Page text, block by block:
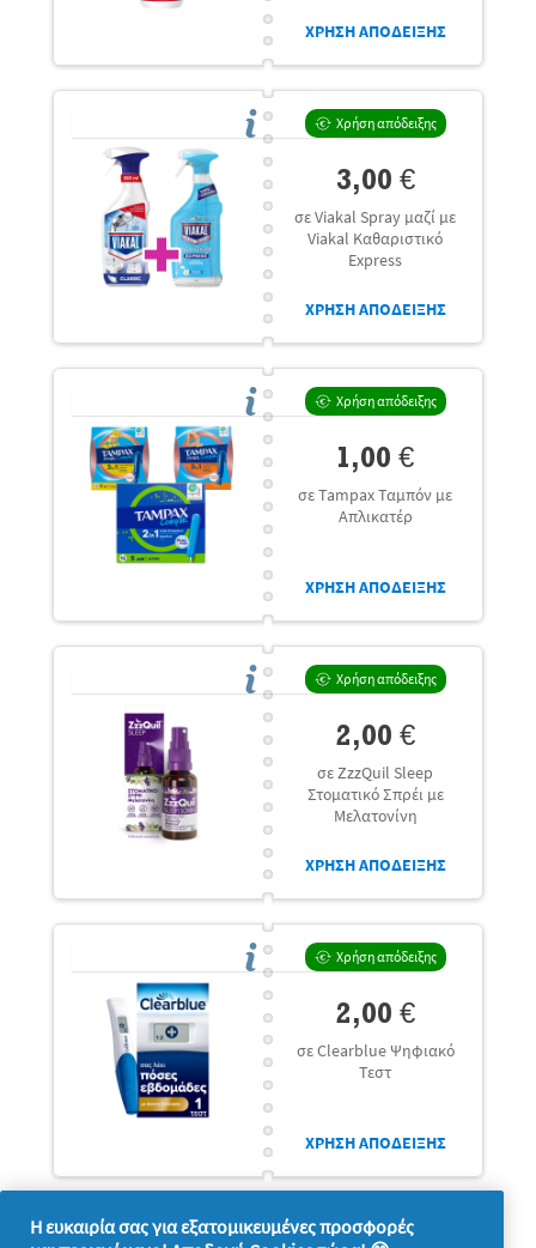
ΧΡΗΣΗ ΑΠΟΔΕΙΞΗΣ
Χρήση απόδειξης
3,00 €
σε Viakal Spray μαζί με
Viakal Καθαριστικό
Express
ΧΡΗΣΗ ΑΠΟΔΕΙΞΗΣ
Χρήση απόδειξης
1,00 €
σε Tampax Ταμπόν με
Απλικατέρ
ΧΡΗΣΗ ΑΠΟΔΕΙΞΗΣ
Χρήση απόδειξης
2,00 €
σε ZzzQuil Sleep
Στοματικό Σπρέι με
Μελατονίνη
ΧΡΗΣΗ ΑΠΟΔΕΙΞΗΣ
Χρήση απόδειξης
2,00 €
σε Clearblue Ψηφιακό
Τεστ
ΧΡΗΣΗ ΑΠΟΔΕΙΞΗΣ
Η ευκαιρία σας για εξατομικευμένες προσφορές